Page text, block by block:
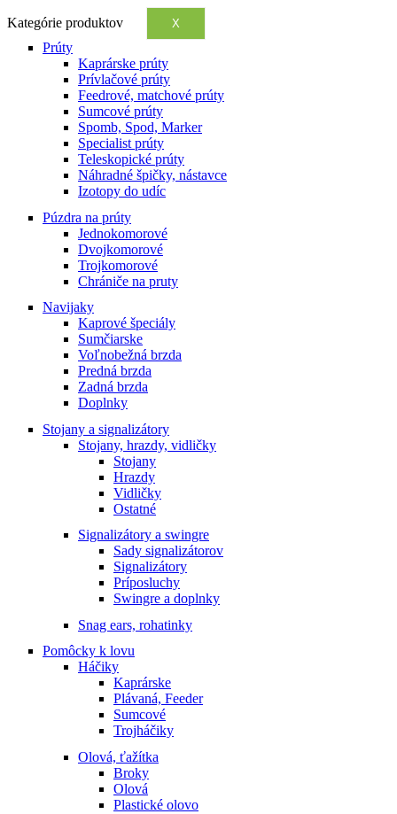
Kategórie produktov X
Prúty
Kaprárske prúty
Prívlačové prúty
Feedrové, matchové prúty
Sumcové prúty
Spomb, Spod, Marker
Specialist prúty
Teleskopické prúty
Náhradné špičky, nástavce
Izotopy do udíc
Púzdra na prúty
Jednokomorové
Dvojkomorové
Trojkomorové
Chrániče na pruty
Navijaky
Kaprové špeciály
Sumčiarske
Voľnobežná brzda
Predná brzda
Zadná brzda
Doplnky
Stojany a signalizátory
Stojany, hrazdy, vidličky
Stojany
Hrazdy
Vidličky
Ostatné
Signalizátory a swingre
Sady signalizátorov
Signalizátory
Príposluchy
Swingre a doplnky
Snag ears, rohatinky
Pomôcky k lovu
Háčiky
Kaprárske
Plávaná, Feeder
Sumcové
Trojháčiky
Olová, ťažítka
Broky
Olová
Plastické olovo